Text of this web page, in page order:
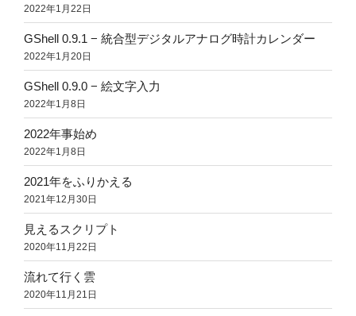
2022年1月22日
GShell 0.9.1 − 統合型デジタルアナログ時計カレンダー
2022年1月20日
GShell 0.9.0 − 絵文字入力
2022年1月8日
2022年事始め
2022年1月8日
2021年をふりかえる
2021年12月30日
見えるスクリプト
2020年11月22日
流れて行く雲
2020年11月21日